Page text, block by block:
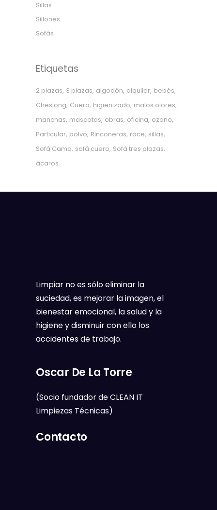
Sillas
Sillones
Sofás
Etiquetas
2 plazas 3 plazas algodón alquiler bebés
Cheslong Cuero higienizado malos olores
manchas mascotas obras oficina ozono
Particular polvo Rinconeras roce sillas
Sofá Cama sofá cuero Sofá tres plazas
ácaros
Limpiar no es sólo eliminar la
suciedad, es mejorar la imagen, el
bienestar emocional, la salud y la
higiene y disminuir con ello los
accidentes de trabajo.
Oscar De La Torre
(Socio fundador de CLEAN IT
Limpiezas Técnicas)
Contacto